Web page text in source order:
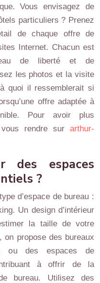
Vous envisagez de
particuliers ? Prenez
de chaque offre de
Internet. Chacun est
de liberté et de
les photos et la visite
quoi il ressemblerait si
offre adaptée à
Pour avoir plus
vous rendre sur arthur-
des espaces
?
d’espace de bureau :
Un design d’intérieur
la taille de votre
on propose des bureaux
ou des espaces de
à offrir de la
bureau. Utilisez des